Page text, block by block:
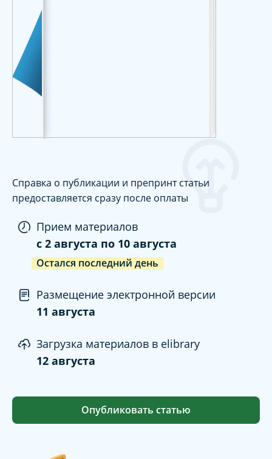
Справка о публикации и препринт статьи
предоставляется сразу после оплаты
Прием материалов
c 2 августа по 10 августа
Остался последний день
Размещение электронной версии
11 августа
Загрузка материалов в elibrary
12 августа
Опубликовать статью